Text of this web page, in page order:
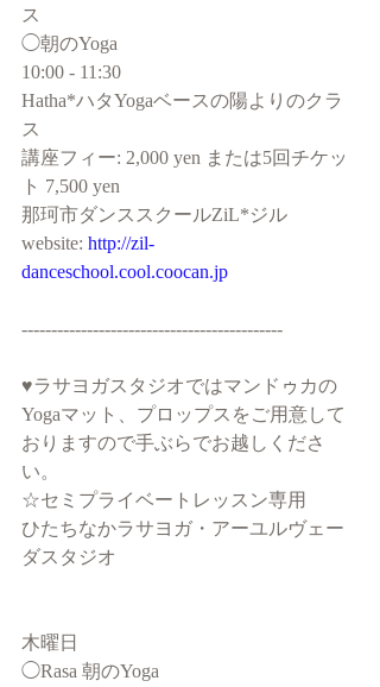
ス
◯朝のYoga
10:00 - 11:30
Hatha*ハタYogaベースの陽よりのクラ
ス
講座フィー: 2,000 yen または5回チケッ
ト 7,500 yen
那珂市ダンススクールZiL*ジル
website: http://zil-
danceschool.cool.coocan.jp
--------------------------------------------
♥︎ラサヨガスタジオではマンドゥカの
Yogaマット、プロップスをご用意して
おりますので手ぶらでお越しくださ
い。
☆セミプライベートレッスン専用
ひたちなかラサヨガ・アーユルヴェー
ダスタジオ
木曜日
◯Rasa 朝のYoga